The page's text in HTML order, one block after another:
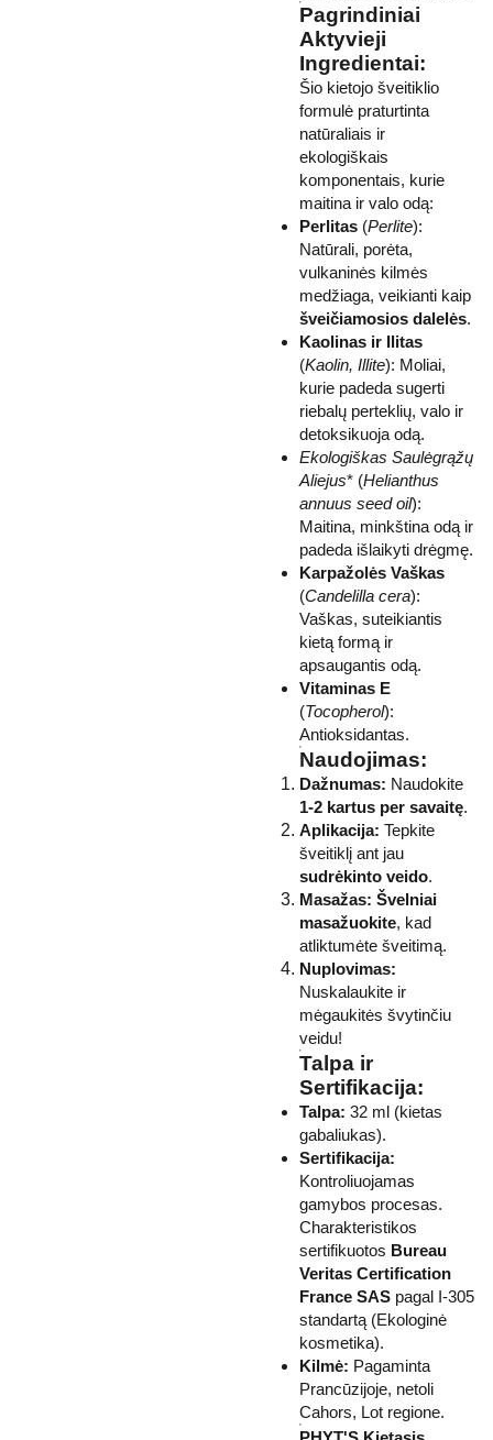
Pagrindiniai
Aktyvieji
Ingredientai:
Šio kietojo šveitiklio
formulė praturtinta
natūraliais ir
ekologiškais
komponentais, kurie
maitina ir valo odą:
Perlitas (Perlite):
Natūrali, porėta,
vulkaninės kilmės
medžiaga, veikianti kaip
šveičiamosios dalelės.
Kaolinas ir Ilitas
(Kaolin, Illite): Moliai,
kurie padeda sugerti
riebalų perteklių, valo ir
detoksikuoja odą.
Ekologiškas Saulėgrąžų
Aliejus* (Helianthus
annuus seed oil):
Maitina, minkština odą ir
padeda išlaikyti drėgmę.
Karpažolės Vaškas
(Candelilla cera):
Vaškas, suteikiantis
kietą formą ir
apsaugantis odą.
Vitaminas E
(Tocopherol):
Antioksidantas.
Naudojimas:
Dažnumas: Naudokite
1-2 kartus per savaitę.
Aplikacija: Tepkite
šveitiklį ant jau
sudrėkinto veido.
Masažas: Švelniai
masažuokite, kad
atliktumėte šveitimą.
Nuplovimas:
Nuskalaukite ir
mėgaukitės švytinčiu
veidu!
Talpa ir
Sertifikacija:
Talpa: 32 ml (kietas
gabaliukas).
Sertifikacija:
Kontroliuojamas
gamybos procesas.
Charakteristikos
sertifikuotos Bureau
Veritas Certification
France SAS pagal I-305
standartą (Ekologinė
kosmetika).
Kilmė: Pagaminta
Prancūzijoje, netoli
Cahors, Lot regione.